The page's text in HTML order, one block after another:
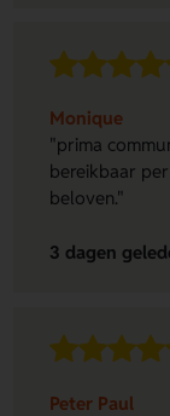
Monique
"prima
bereikbaar
beloven."
3 dagen
Peter Paul